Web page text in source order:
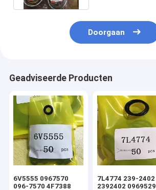
Doorgaan
Geadviseerde Producten
6V5555 0967570
096-7570 4F7388
7L4774 239-2402
2392402 0969529